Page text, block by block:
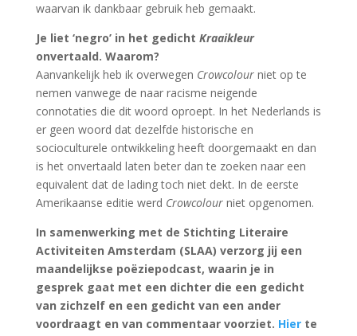
waarvan ik dankbaar gebruik heb gemaakt.
Je liet ‘negro’ in het gedicht Kraaikleur
onvertaald. Waarom?
Aanvankelijk heb ik overwegen Crowcolourniet op te
nemen vanwege de naar racisme neigende
connotaties die dit woord oproept. In het Nederlands is
er geen woord dat dezelfde historische en
socioculturele ontwikkeling heeft doorgemaakt en dan
is het onvertaald laten beter dan te zoeken naar een
equivalent dat de lading toch niet dekt. In de eerste
Amerikaanse editie werd Crowcolourniet opgenomen.
In samenwerking met de Stichting Literaire
Activiteiten Amsterdam (SLAA) verzorg jij een
maandelijkse poëziepodcast, waarin je in
gesprek gaat met een dichter die een gedicht
van zichzelf en een gedicht van een ander
voordraagt en van commentaar voorziet. Hierte